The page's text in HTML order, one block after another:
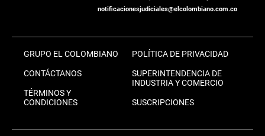
notificacionesjudiciales@elcolombiano.com.co
GRUPO EL COLOMBIANO
CONTÁCTANOS
TÉRMINOS Y
CONDICIONES
POLÍTICA DE PRIVACIDAD
SUPERINTENDENCIA DE
INDUSTRIA Y COMERCIO
SUSCRIPCIONES